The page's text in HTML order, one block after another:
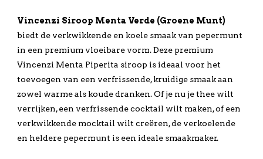
Vincenzi Siroop Menta Verde (Groene Munt)
biedt de verkwikkende en koele smaak van pepermunt
in een premium vloeibare vorm. Deze premium
Vincenzi Menta Piperita siroop is ideaal voor het
toevoegen van een verfrissende, kruidige smaak aan
zowel warme als koude dranken. Of je nu je thee wilt
verrijken, een verfrissende cocktail wilt maken, of een
verkwikkende mocktail wilt creëren, de verkoelende
en heldere pepermunt is een ideale smaakmaker.